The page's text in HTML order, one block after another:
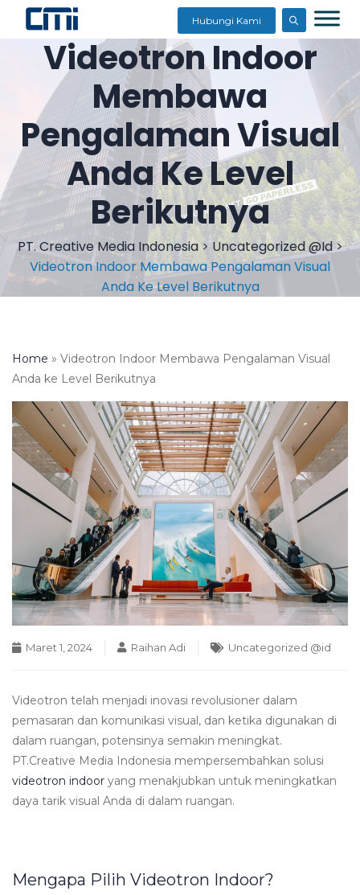
Hubungi Kami
Videotron Indoor
Membawa
Pengalaman Visual
Anda Ke Level
Berikutnya
PT. Creative Media Indonesia>Uncategorized @id>
Videotron Indoor Membawa Pengalaman Visual
Anda Ke Level Berikutnya
Home » Videotron Indoor Membawa Pengalaman Visual
Anda ke Level Berikutnya
Maret 1, 2024 Raihan Adi Uncategorized @id
Videotron telah menjadi inovasi revolusioner dalam
pemasaran dan komunikasi visual, dan ketika digunakan di
dalam ruangan, potensinya semakin meningkat.
PT.Creative Media Indonesia mempersembahkan solusi
videotron indoor yang menakjubkan untuk meningkatkan
daya tarik visual Anda di dalam ruangan.
Mengapa Pilih Videotron Indoor?